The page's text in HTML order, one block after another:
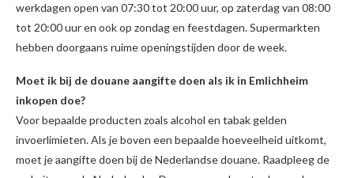
werkdagen open van 07:30 tot 20:00 uur, op zaterdag van 08:00
tot 20:00 uur en ook op zondag en feestdagen. Supermarkten
hebben doorgaans ruime openingstijden door de week.
Moet ik bij de douane aangifte doen als ik in Emlichheim
inkopen doe?
Voor bepaalde producten zoals alcohol en tabak gelden
invoerlimieten. Als je boven een bepaalde hoeveelheid uitkomt,
moet je aangifte doen bij de Nederlandse douane. Raadpleeg de